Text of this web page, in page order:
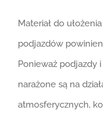
Materiał do
podjazdów
Ponieważ podjazdy
narażone są na
atmosferycznych,